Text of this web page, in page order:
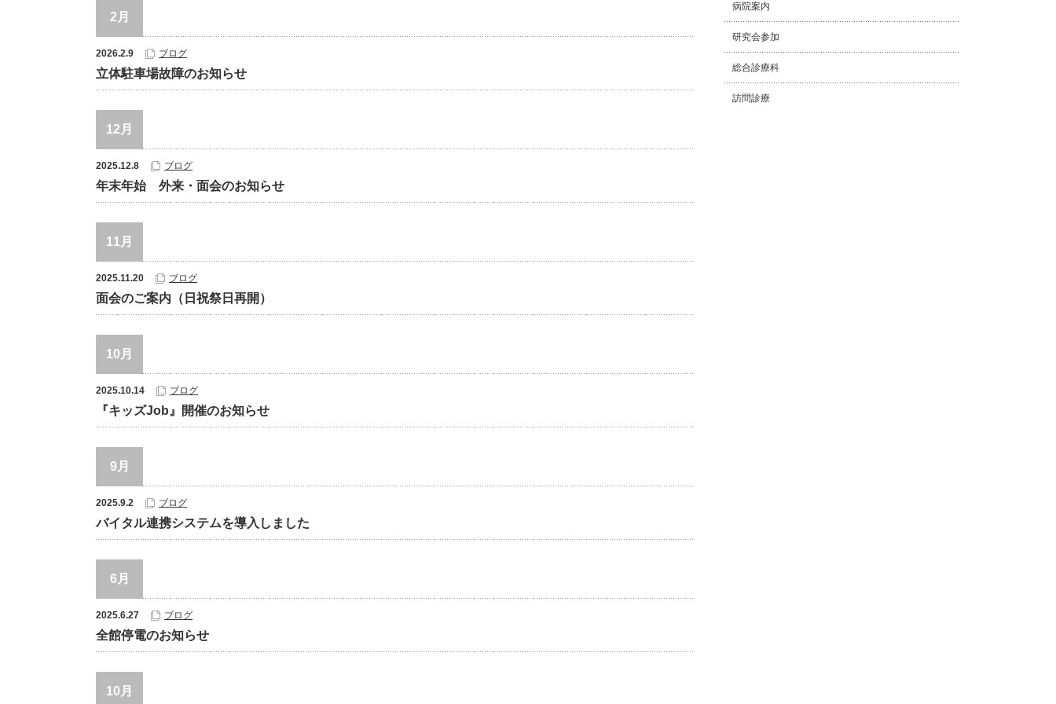
2月
2026.2.9 ブログ
立体駐車場故障のお知らせ
12月
2025.12.8 ブログ
年末年始 外来・面会のお知らせ
11月
2025.11.20 ブログ
面会のご案内（日祝祭日再開）
10月
2025.10.14 ブログ
『キッズJob』開催のお知らせ
9月
2025.9.2 ブログ
バイタル連携システムを導入しました
6月
2025.6.27 ブログ
全館停電のお知らせ
10月
病院案内
研究会参加
総合診療科
訪問診療